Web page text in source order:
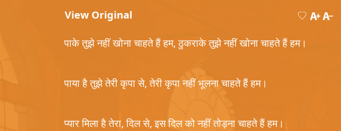
View Original
पाके तुझे नहीं खोना चाहते हैं हम, ठुकराके तुझे नहीं खोना चाहते हैं हम।
पाया है तुझे तेरी कृपा से, तेरी कृपा नहीं भूलना चाहते हैं हम।
प्यार मिला है तेरा, दिल से, इस दिल को नहीं तोड़ना चाहते हैं हम।